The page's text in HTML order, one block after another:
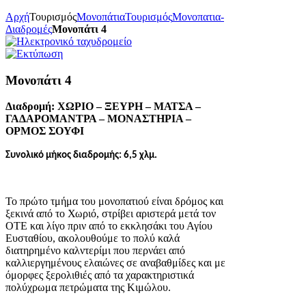
ΑρχήΤουρισμόςΜονοπάτιαΤουρισμόςΜονοπατια-
ΔιαδρομέςΜονοπάτι 4
Μονοπάτι 4
Διαδρομή: ΧΩΡΙΟ – ΞΕΥΡΗ – ΜΑΤΣΑ –
ΓΑΔΑΡΟΜΑΝΤΡΑ – ΜΟΝΑΣΤΗΡΙΑ –
ΟΡΜΟΣ ΣΟΥΦΙ
Συνολικό μήκος διαδρομής: 6,5 χλμ.
Το πρώτο τμήμα του μονοπατιού είναι δρόμος και
ξεκινά από το Χωριό, στρίβει αριστερά μετά τον
ΟΤΕ και λίγο πριν από το εκκλησάκι του Αγίου
Ευσταθίου, ακολουθούμε το πολύ καλά
διατηρημένο καλντερίμι που περνάει από
καλλιεργημένους ελαιώνες σε αναβαθμίδες και με
όμορφες ξερολιθιές από τα χαρακτηριστικά
πολύχρωμα πετρώματα της Κιμώλου.